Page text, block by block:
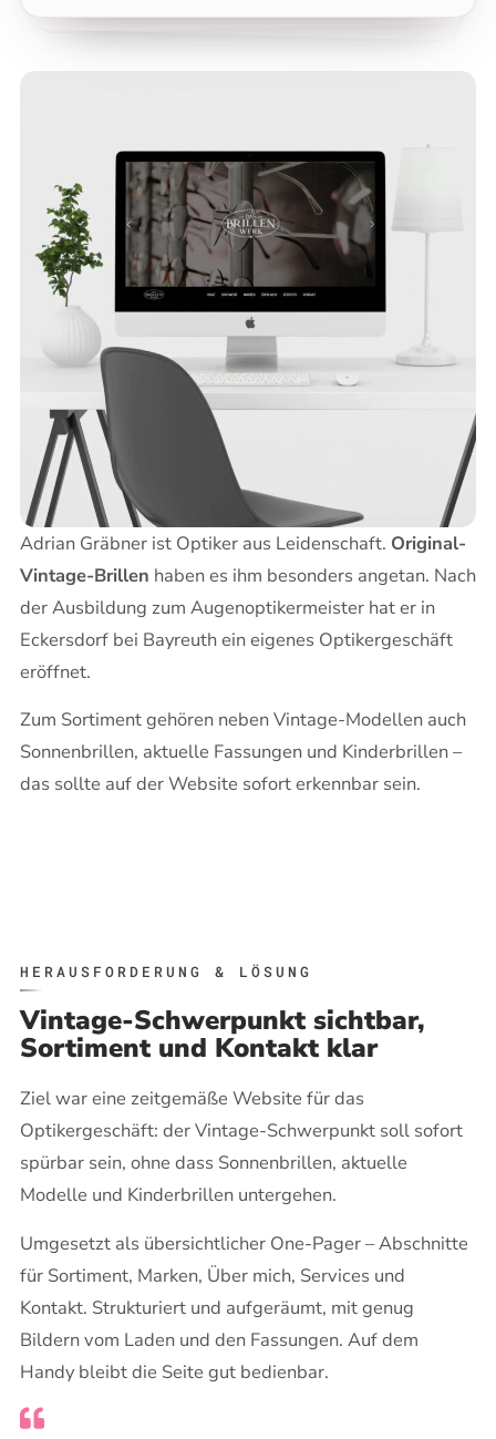
Adrian Gräbner ist Optiker aus Leidenschaft. Original-
Vintage-Brillen haben es ihm besonders angetan. Nach
der Ausbildung zum Augenoptikermeister hat er in
Eckersdorf bei Bayreuth ein eigenes Optikergeschäft
eröffnet.
Zum Sortiment gehören neben Vintage-Modellen auch
Sonnenbrillen, aktuelle Fassungen und Kinderbrillen –
das sollte auf der Website sofort erkennbar sein.
HERAUSFORDERUNG & LÖSUNG
Vintage-Schwerpunkt sichtbar,
Sortiment und Kontakt klar
Ziel war eine zeitgemäße Website für das
Optikergeschäft: der Vintage-Schwerpunkt soll sofort
spürbar sein, ohne dass Sonnenbrillen, aktuelle
Modelle und Kinderbrillen untergehen.
Umgesetzt als übersichtlicher One-Pager – Abschnitte
für Sortiment, Marken, Über mich, Services und
Kontakt. Strukturiert und aufgeräumt, mit genug
Bildern vom Laden und den Fassungen. Auf dem
Handy bleibt die Seite gut bedienbar.